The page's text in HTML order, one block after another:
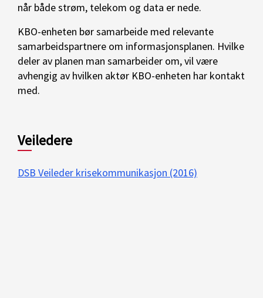
når både strøm, telekom og data er nede.
KBO-enheten bør samarbeide med relevante
samarbeidspartnere om informasjonsplanen. Hvilke
deler av planen man samarbeider om, vil være
avhengig av hvilken aktør KBO-enheten har kontakt
med.
Veiledere
DSB Veileder krisekommunikasjon (2016)